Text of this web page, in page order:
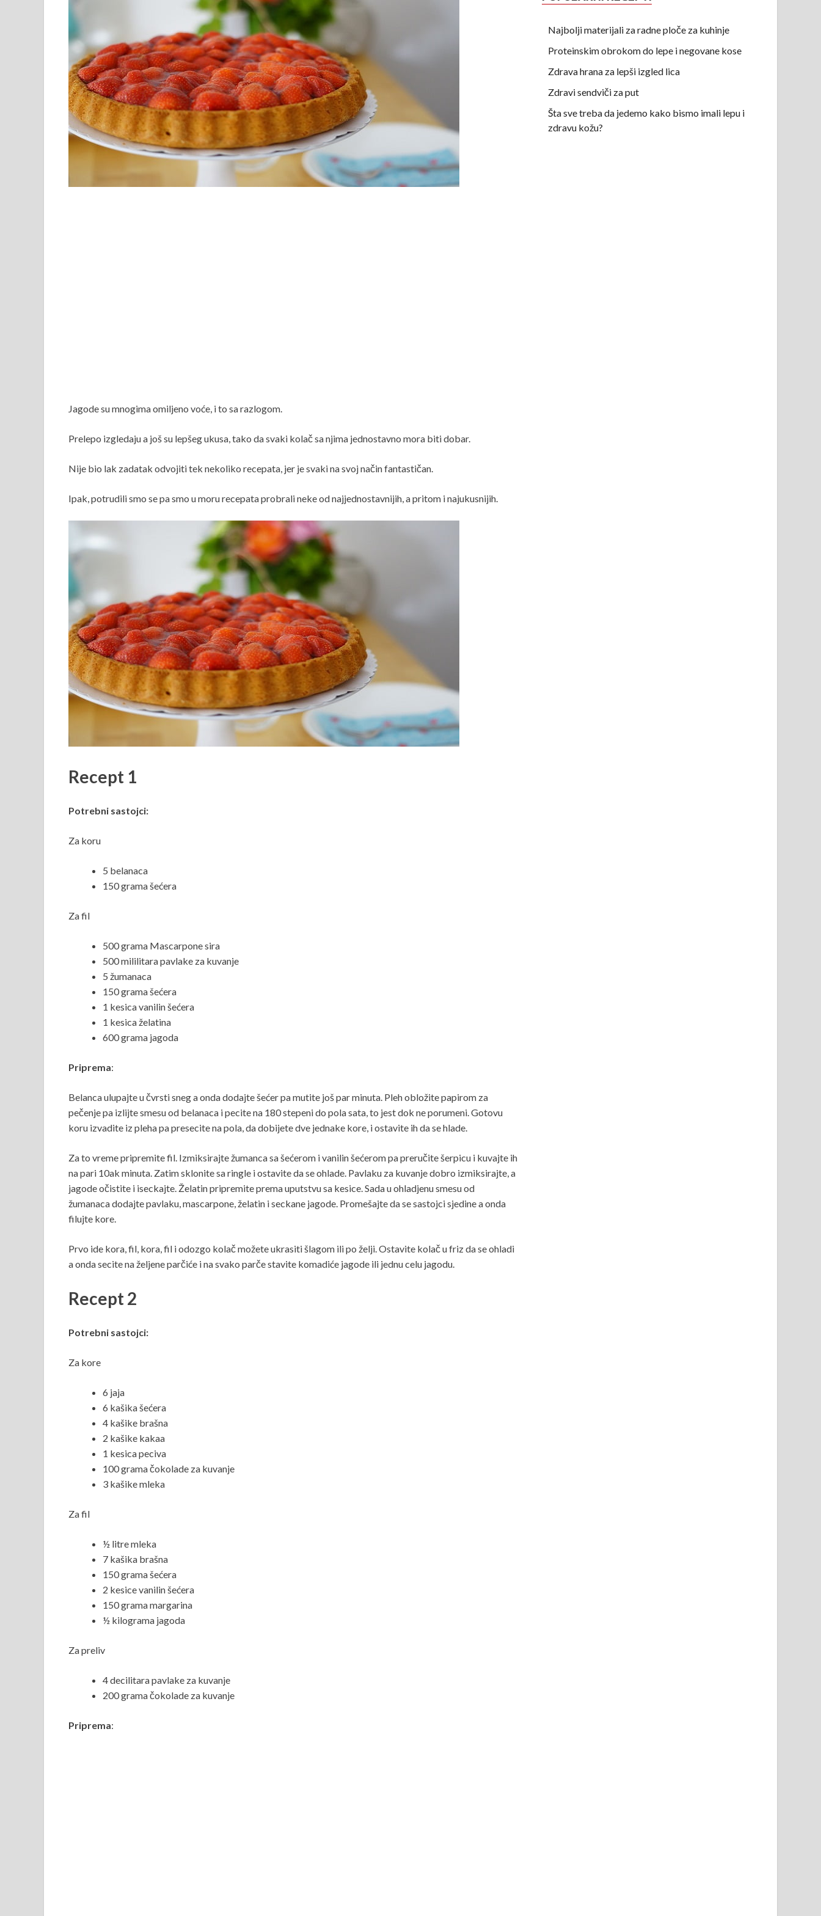
Jagode su mnogima omiljeno voće, i to sa razlogom.
Prelepo izgledaju a još su lepšeg ukusa, tako da svaki kolač sa njima jednostavno mora biti dobar.
Nije bio lak zadatak odvojiti tek nekoliko recepata, jer je svaki na svoj način fantastičan.
Ipak, potrudili smo se pa smo u moru recepata probrali neke od najjednostavnijih, a pritom i najukusnijih.
Recept 1
Potrebni sastojci:
Za koru
5 belanaca
150 grama šećera
Za fil
500 grama Mascarpone sira
500 mililitara pavlake za kuvanje
5 žumanaca
150 grama šećera
1 kesica vanilin šećera
1 kesica želatina
600 grama jagoda
Priprema:
Belanca ulupajte u čvrsti sneg a onda dodajte šećer pa mutite još par minuta. Pleh obložite papirom za
pečenje pa izlijte smesu od belanaca i pecite na 180 stepeni do pola sata, to jest dok ne porumeni. Gotovu
koru izvadite iz pleha pa presecite na pola, da dobijete dve jednake kore, i ostavite ih da se hlade.
Za to vreme pripremite fil. Izmiksirajte žumanca sa šećerom i vanilin šećerom pa preručite šerpicu i kuvajte ih
na pari 10ak minuta. Zatim sklonite sa ringle i ostavite da se ohlade. Pavlaku za kuvanje dobro izmiksirajte, a
jagode očistite i iseckajte. Želatin pripremite prema uputstvu sa kesice. Sada u ohladjenu smesu od
žumanaca dodajte pavlaku, mascarpone, želatin i seckane jagode. Promešajte da se sastojci sjedine a onda
filujte kore.
Prvo ide kora, fil, kora, fil i odozgo kolač možete ukrasiti šlagom ili po želji. Ostavite kolač u friz da se ohladi
a onda secite na željene parčiće i na svako parče stavite komadiće jagode ili jednu celu jagodu.
Recept 2
Potrebni sastojci:
Za kore
6 jaja
6 kašika šećera
4 kašike brašna
2 kašike kakaa
1 kesica peciva
100 grama čokolade za kuvanje
3 kašike mleka
Za fil
½ litre mleka
7 kašika brašna
150 grama šećera
2 kesice vanilin šećera
150 grama margarina
½ kilograma jagoda
Za preliv
4 decilitara pavlake za kuvanje
200 grama čokolade za kuvanje
Priprema:
Najbolji materijali za radne ploče za kuhinje
Proteinskim obrokom do lepe i negovane kose
Zdrava hrana za lepši izgled lica
Zdravi sendviči za put
Šta sve treba da jedemo kako bismo imali lepu i
zdravu kožu?